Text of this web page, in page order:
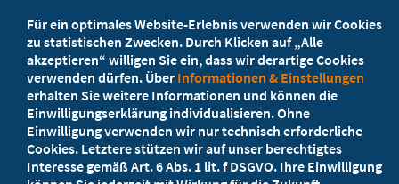
©Marburger Bund
Cookie-Einstellungen Kontaktformular
Datenschutzerklärung
Impressum
Für ein optimales Website-Erlebnis verwenden wir Cookies
zu statistischen Zwecken. Durch Klicken auf „Alle
akzeptieren“ willigen Sie ein, dass wir derartige Cookies
verwenden dürfen. Über Informationen & Einstellungen
erhalten Sie weitere Informationen und können die
Einwilligungserklärung individualisieren. Ohne
Einwilligung verwenden wir nur technisch erforderliche
Cookies. Letztere stützen wir auf unser berechtigtes
Interesse gemäß Art. 6 Abs. 1 lit. f DSGVO. Ihre Einwilligung